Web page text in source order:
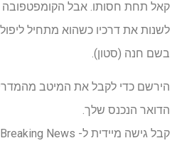
קאל תחת חסותו. אבל
לשנות את דרכיו כשהוא מתחיל
בשם חנה (סטון).
הירשם כדי לקבל את המיטב
הדואר הנכנס שלך.